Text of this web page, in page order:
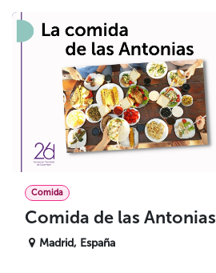
Comida
Comida de las Antonias
Madrid, España